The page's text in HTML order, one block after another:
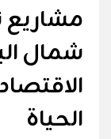
مشاريع
شمال
الحياة